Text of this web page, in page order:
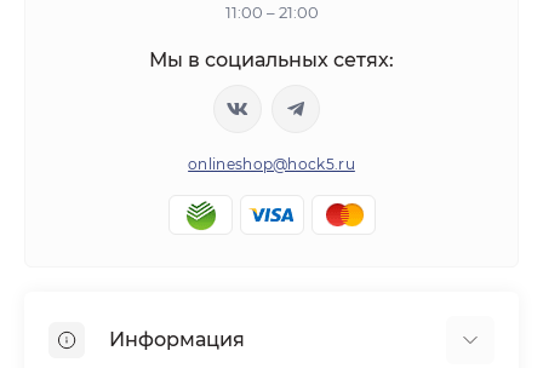
11:00 – 21:00
Мы в социальных сетях:
onlineshop@hock5.ru
Информация